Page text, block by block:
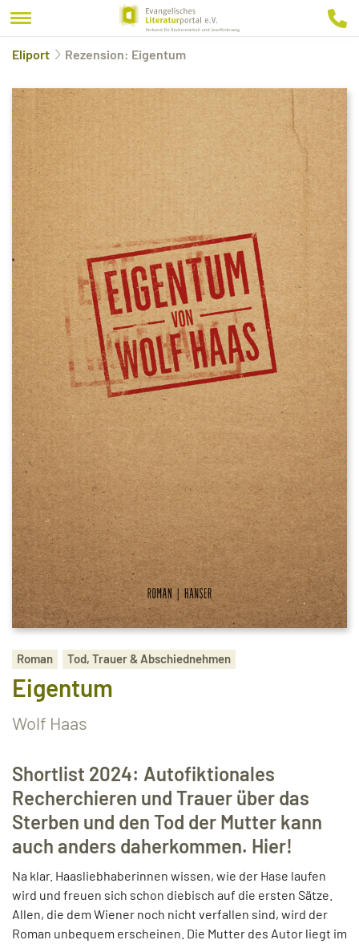
Eliport Rezension: Eigentum
Roman Tod, Trauer & Abschiednehmen
Eigentum
Wolf Haas
Shortlist 2024: Autofiktionales
Recherchieren und Trauer über das
Sterben und den Tod der Mutter kann
auch anders daherkommen. Hier!
Na klar. Haasliebhaberinnen wissen, wie der Hase laufen
wird und freuen sich schon diebisch auf die ersten Sätze.
Allen, die dem Wiener noch nicht verfallen sind, wird der
Roman unbequem erscheinen. Die Mutter des Autor liegt im